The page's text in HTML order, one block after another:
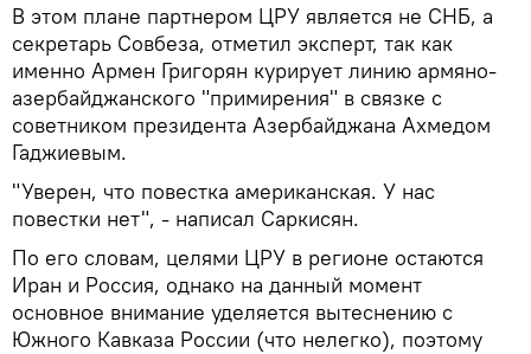
В этом плане партнером ЦРУ является не СНБ, а
секретарь Совбеза, отметил эксперт, так как
именно Армен Григорян курирует линию армяно-
азербайджанского "примирения" в связке с
советником президента Азербайджана Ахмедом
Гаджиевым.
"Уверен, что повестка американская. У нас
повестки нет", - написал Саркисян.
По его словам, целями ЦРУ в регионе остаются
Иран и Россия, однако на данный момент
основное внимание уделяется вытеснению с
Южного Кавказа России (что нелегко), поэтому